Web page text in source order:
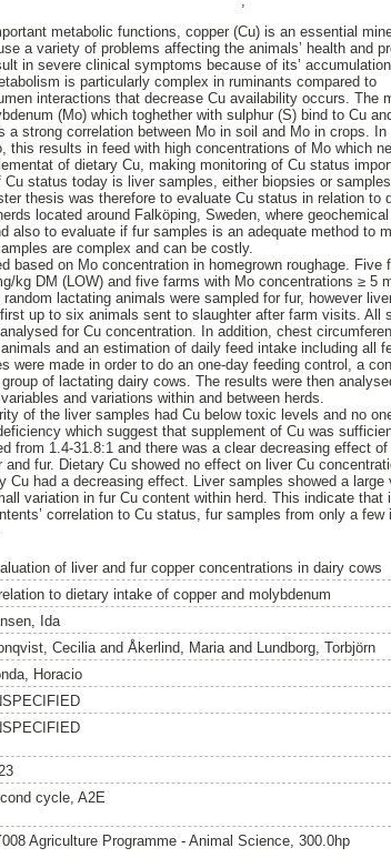
metabolic functions, copper (Cu) is an essential
a variety of problems affecting the animals’ health and
in severe clinical symptoms because of its’
is particularly complex in ruminants compared to
interactions that decrease Cu availability occurs. The
(Mo) which toghether with sulphur (S) bind to Cu
a strong correlation between Mo in soil and Mo in crops. In
this results in feed with high concentrations of Mo which
of dietary Cu, making monitoring of Cu status
Cu status today is liver samples, either biopsies or
thesis was therefore to evaluate Cu status in relation to
located around Falköping, Sweden, where geochemical
also to evaluate if fur samples is an adequate method to
are complex and can be costly.
based on Mo concentration in homegrown roughage. Five
kg DM (LOW) and five farms with Mo concentrations ≥ 5
lactating animals were sampled for fur, however
up to six animals sent to slaughter after farm visits. All
for Cu concentration. In addition, chest
and an estimation of daily feed intake including all
were made in order to do an one-day feeding control, a
of lactating dairy cows. The results were then
and variations within and between herds.
of the liver samples had Cu below toxic levels and no
which suggest that supplement of Cu was
from 1.4-31.8:1 and there was a clear decreasing effect
fur. Dietary Cu showed no effect on liver Cu
Cu had a decreasing effect. Liver samples showed a large
variation in fur Cu content within herd. This indicate that
correlation to Cu status, fur samples from only a few
of liver and fur copper concentrations in dairy cows
to dietary intake of copper and molybdenum
Ida
Ceciliaand Åkerlind, Mariaand Lundborg, Torbjörn
Horacio
cycle, A2E
Agriculture Programme - Animal Science, 300.0hp